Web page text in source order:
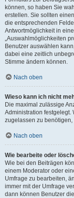
können, so haben Sie
erstellen. Sie sollten
die entsprechenden
Antwortmöglichkeit in
„Auswahlmöglichkeiten
Benutzer auswählen
dabei eine zeitlich
Stimme ändern können.
Nach oben
Wieso kann ich nicht
Die maximal zulässige
Administration festgelegt.
zugelassen zu
Nach oben
Wie bearbeite oder
Wie bei den Beiträgen
einem Moderator oder
Umfrage zu bearbeiten,
immer mit der Umfrage
dann können Benutzer